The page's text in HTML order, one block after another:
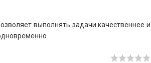
выполнять задачи качественнее и